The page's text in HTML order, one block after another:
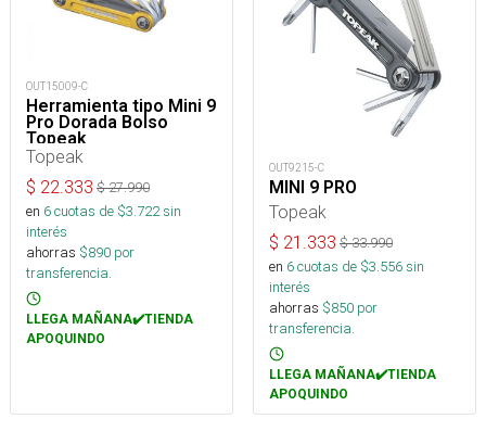
OUT15009-C
Herramienta tipo Mini 9
Pro Dorada Bolso
Topeak
Topeak
$ 22.333 $27.990
en 6cuotas de $3.722sin
interés
ahorras $890 por
transferencia.
LLEGA MAÑANA✔️TIENDA
APOQUINDO
OUT9215-C
MINI 9 PRO
Topeak
$ 21.333 $33.990
en 6cuotas de $3.556sin
interés
ahorras $850 por
transferencia.
LLEGA MAÑANA✔️TIENDA
APOQUINDO